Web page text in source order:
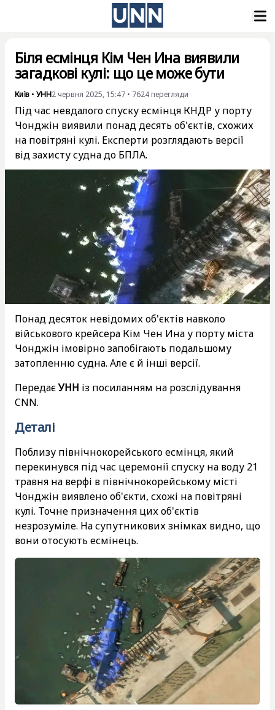
Біля есмінця Кім Чен Ина виявили
загадкові кулі: що це може бути
Київ • УНН2 червня 2025, 15:47 • 7624 перегляди
Під час невдалого спуску есмінця КНДР у порту
Чонджін виявили понад десять об'єктів, схожих
на повітряні кулі. Експерти розглядають версії
від захисту судна до БПЛА.
Понад десяток невідомих об'єктів навколо
військового крейсера Кім Чен Ина у порту міста
Чонджін імовірно запобігають подальшому
затопленню судна. Але є й інші версії.
ПередаєУНН із посиланням на розслідування
CNN.
Деталі
Поблизу північнокорейського есмінця, який
перекинувся під час церемонії спуску на воду 21
травня на верфі в північнокорейському місті
Чонджін виявлено об'єкти, схожі на повітряні
кулі. Точне призначення цих об'єктів
незрозуміле. На супутникових знімках видно, що
вони отосують есмінець.